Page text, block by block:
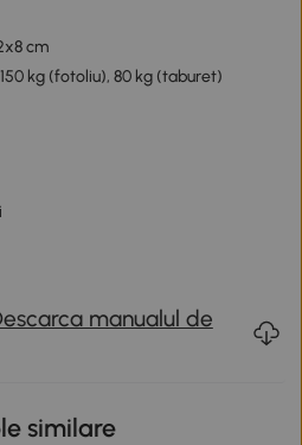
cm
kg (fotoliu), 80 kg (taburet)
manualul de
similare